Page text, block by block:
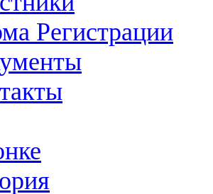
Регистрации